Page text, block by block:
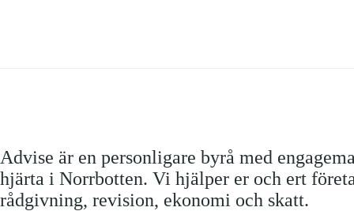
Advise är en personligare byrå med
hjärta i Norrbotten. Vi hjälper er och ert
rådgivning, revision, ekonomi och skatt.